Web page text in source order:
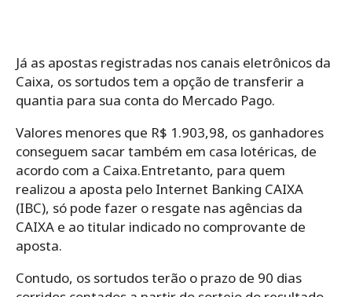
Já as apostas registradas nos canais eletrônicos da
Caixa, os sortudos tem a opção de transferir a
quantia para sua conta do Mercado Pago.
Valores menores que R$ 1.903,98, os ganhadores
conseguem sacar também em casa lotéricas, de
acordo com a Caixa.Entretanto, para quem
realizou a aposta pelo Internet Banking CAIXA
(IBC), só pode fazer o resgate nas agências da
CAIXA e ao titular indicado no comprovante de
aposta.
Contudo, os sortudos terão o prazo de 90 dias